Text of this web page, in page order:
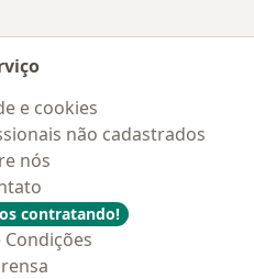
e cookies
não cadastrados
nós
contratando!